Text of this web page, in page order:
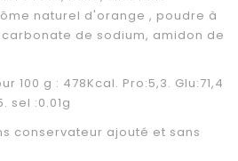
naturel d'orange , poudre à
de sodium, amidon de
100 g : 478Kcal. Pro:5,3. Glu:71,4
sel :0.01g
conservateur ajouté et sans